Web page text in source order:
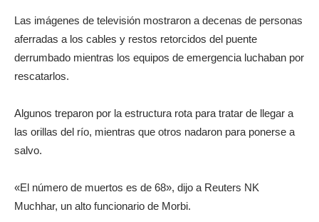
Las imágenes de televisión mostraron a decenas de personas
aferradas a los cables y restos retorcidos del puente
derrumbado mientras los equipos de emergencia luchaban por
rescatarlos.
Algunos treparon por la estructura rota para tratar de llegar a
las orillas del río, mientras que otros nadaron para ponerse a
salvo.
«El número de muertos es de 68», dijo a Reuters NK
Muchhar, un alto funcionario de Morbi.